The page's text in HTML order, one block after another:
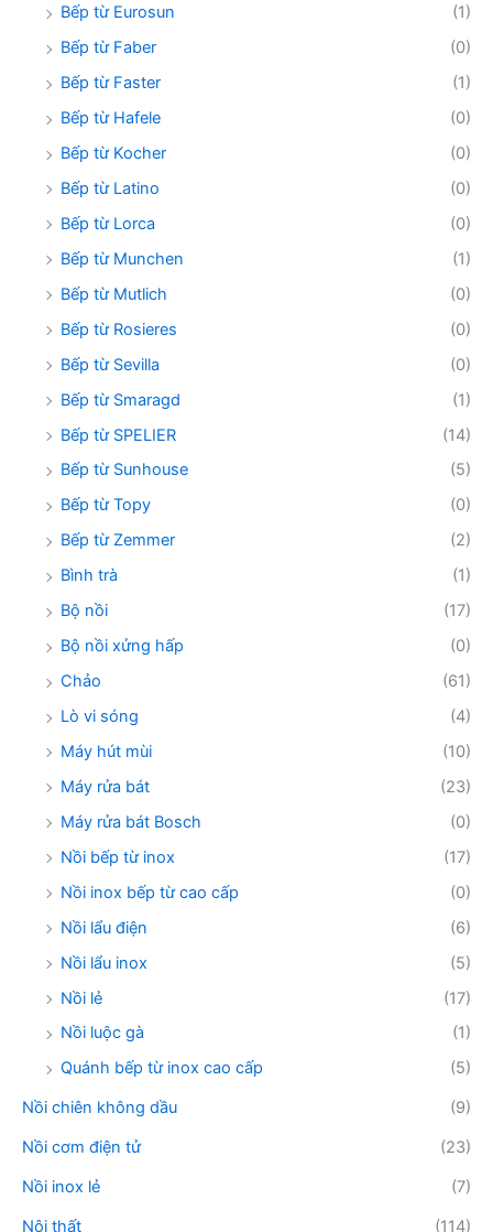
Bếp từ Eurosun
(1)
Bếp từ Faber
(0)
Bếp từ Faster
(1)
Bếp từ Hafele
(0)
Bếp từ Kocher
(0)
Bếp từ Latino
(0)
Bếp từ Lorca
(0)
Bếp từ Munchen
(1)
Bếp từ Mutlich
(0)
Bếp từ Rosieres
(0)
Bếp từ Sevilla
(0)
Bếp từ Smaragd
(1)
Bếp từ SPELIER
(14)
Bếp từ Sunhouse
(5)
Bếp từ Topy
(0)
Bếp từ Zemmer
(2)
Bình trà
(1)
Bộ nồi
(17)
Bộ nồi xửng hấp
(0)
Chảo
(61)
Lò vi sóng
(4)
Máy hút mùi
(10)
Máy rửa bát
(23)
Máy rửa bát Bosch
(0)
Nồi bếp từ inox
(17)
Nồi inox bếp từ cao cấp
(0)
Nồi lẩu điện
(6)
Nồi lẩu inox
(5)
Nồi lẻ
(17)
Nồi luộc gà
(1)
Quánh bếp từ inox cao cấp
(5)
Nồi chiên không dầu
(9)
Nồi cơm điện tử
(23)
Nồi inox lẻ
(7)
Nội thất
(114)